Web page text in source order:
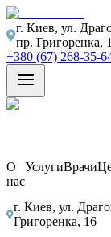
г. Киев, ул.
пр. Григоренка,
+380 (67) 268-35-
О
нас
УслугиВрачи
г. Киев, ул.
Григоренка, 16